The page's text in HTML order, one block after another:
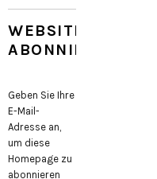
WEBSITE
ABONNIEREN
Geben Sie Ihre
E-Mail-
Adresse an,
um diese
Homepage zu
abonnieren